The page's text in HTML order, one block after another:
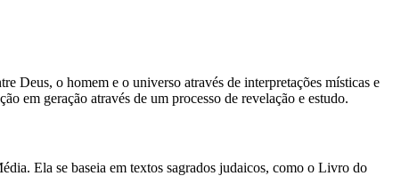
Deus, o homem e o universo através de interpretações místicas e
em geração através de um processo de revelação e estudo.
Ela se baseia em textos sagrados judaicos, como o Livro do